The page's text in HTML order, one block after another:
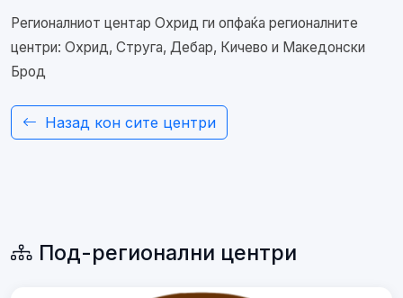
Регионалниот центар Охрид ги опфаќа регионалните
центри: Охрид, Струга, Дебар, Кичево и Македонски
Брод
Назад кон сите центри
Под-регионални центри